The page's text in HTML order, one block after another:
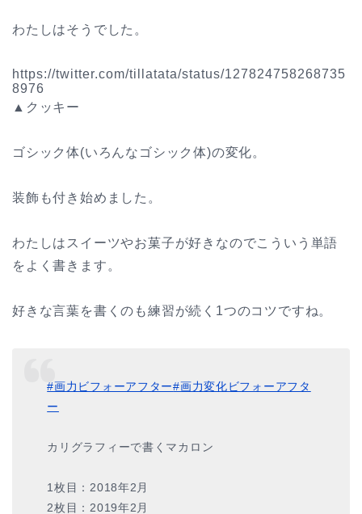
わたしはそうでした。
https://twitter.com/tillatata/status/127824758268735
8976
▲クッキー
ゴシック体(いろんなゴシック体)の変化。
装飾も付き始めました。
わたしはスイーツやお菓子が好きなのでこういう単語
をよく書きます。
好きな言葉を書くのも練習が続く1つのコツですね。
#画力ビフォーアフター#画力変化ビフォーアフタ
ー
カリグラフィーで書くマカロン
1枚目：2018年2月
2枚目：2019年2月